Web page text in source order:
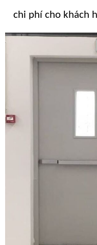
chi phí cho khách